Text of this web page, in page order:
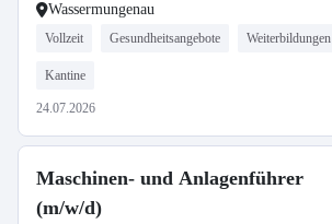
Wassermungenau
Vollzeit Gesundheitsangebote Weiterbildungen
Kantine
24.07.2026
Maschinen- und Anlagenführer
(m/w/d)